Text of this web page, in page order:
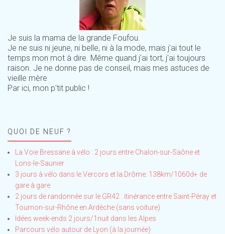
Je suis la mama de la grande Foufou.
Je ne suis ni jeune, ni belle, ni à la mode, mais j'ai tout le
temps mon mot à dire. Même quand j'ai tort, j'ai toujours
raison. Je ne donne pas de conseil, mais mes astuces de
vieille mère
Par ici, mon p'tit public !
QUOI DE NEUF ?
La Voie Bressane à vélo : 2 jours entre Chalon-sur-Saône et
Lons-le-Saunier
3 jours à vélo dans le Vercors et la Drôme: 138km/1060d+ de
gare à gare
2 jours de randonnée sur le GR42 : itinérance entre Saint-Péray et
Tournon-sur-Rhône en Ardèche (sans voiture)
Idées week-ends 2 jours/1nuit dans les Alpes
Parcours vélo autour de Lyon (à la journée)